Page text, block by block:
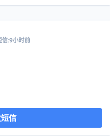
信:9小时前
信